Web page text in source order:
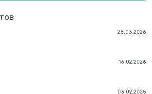
28.03.2026
16.02.2026
03.02.2025